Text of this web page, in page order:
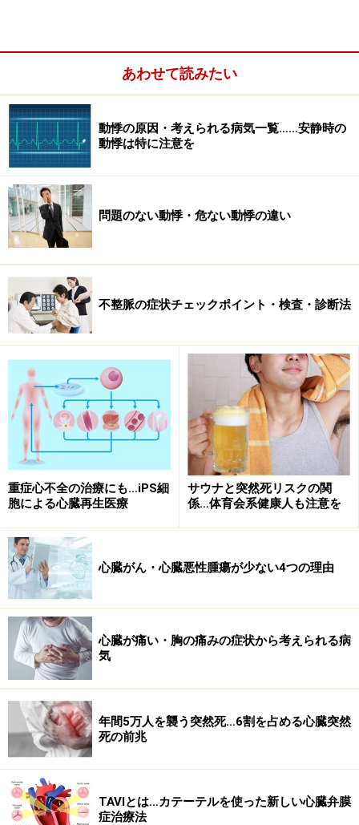
重い合併症を引き起こす危険性のある不整
脈
脳梗塞を起こす不整脈があります。要注意です。前もって治
療しておけばかなり防げます
重い合併症を起こす不整脈としては、特に、脳こうそく
を起こす「心房細動」が知られています。心房細動にな
ると心房全体がけいれんのように震え、血液の流れがよ
す。この血栓が何かの拍子に剥がれると、血流に乗って
心臓から脳へと進み、脳動脈の途中で詰まって脳梗塞を
起こします。心房細動による脳梗塞は高齢者だけでなく
若年者でも起こります。
心房細動による血栓や梗塞を予防するためには、心房細
動を根治させるか、血栓ができるのを防止する必要があ
ります。どちらが良いかはまだ世界的に検討中ですが、
両方が無理な場合、せめて血栓だけでも予防すれば悲劇
はかなり防げます。
■頻脈性不整脈
発作性心房細動、持続性心房細動、慢性（永続性）心房
あわせて読みたい
動悸の原因・考えられる病気一覧……安静時の
動悸は特に注意を
問題のない動悸・危ない動悸の違い
不整脈の症状チェックポイント・検査・診断法
重症心不全の治療にも…iPS細
胞による心臓再生医療
サウナと突然死リスクの関
係…体育会系健康人も注意を
心臓がん・心臓悪性腫瘍が少ない4つの理由
心臓が痛い・胸の痛みの症状から考えられる病
気
年間5万人を襲う突然死…6割を占める心臓突然
死の前兆
TAVIとは…カテーテルを使った新しい心臓弁膜
症治療法